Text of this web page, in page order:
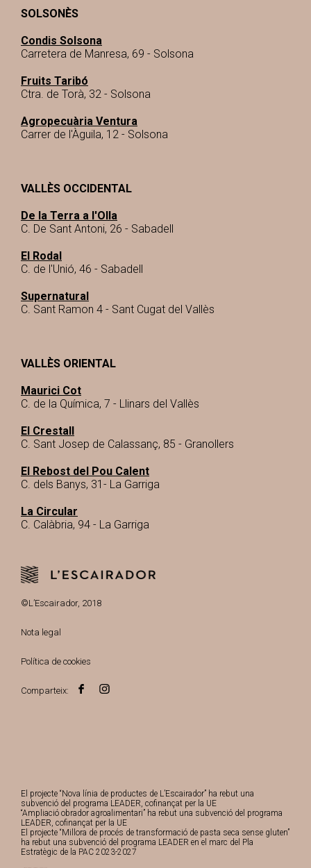
SOLSONÈS
Condis Solsona
Carretera de Manresa, 69 - Solsona
Fruits Taribó
Ctra. de Torà, 32 - Solsona
Agropecuària Ventura
Carrer de l'Àguila, 12 - Solsona
VALLÈS OCCIDENTAL
De la Terra a l'Olla
C. De Sant Antoni, 26 - Sabadell
El Rodal
C. de l'Unió, 46 - Sabadell
Supernatural
C. Sant Ramon 4 - Sant Cugat del Vallès
VALLÈS ORIENTAL
Maurici Cot
C. de la Química, 7 - Llinars del Vallès
El Crestall
C. Sant Josep de Calassanç, 85 - Granollers
El Rebost del Pou Calent
C. dels Banys, 31- La Garriga
La Circular
C. Calàbria, 94 - La Garriga
©L’Escairador, 2018
Nota legal
Política de cookies
Comparteix:
El projecte “Nova línia de productes de L’Escairador” ha rebut una
subvenció del programa LEADER, cofinançat per la UE
“Ampliació obrador agroalimentari” ha rebut una subvenció del programa
LEADER, cofinançat per la UE
El projecte “Millora de procés de transformació de pasta seca sense gluten”
ha rebut una subvenció del programa LEADER en el marc del Pla
Estratègic de la PAC 2023-2027